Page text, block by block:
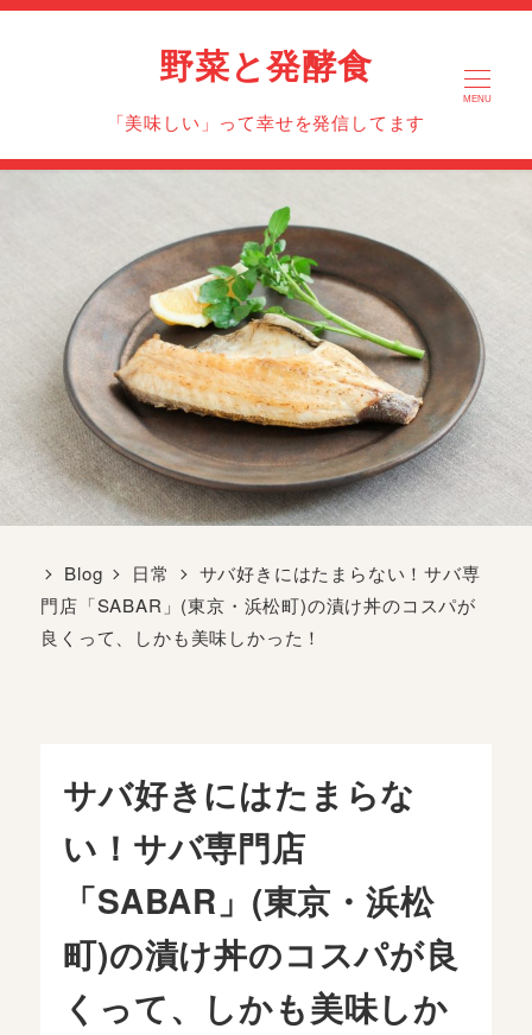
野菜と発酵食
「美味しい」って幸せを発信してます
MENU
Blog 日常
サバ好きにはたまらない！サバ専
門店「SABAR」(東京・浜松町)の漬け丼のコスパが
良くって、しかも美味しかった！
サバ好きにはたまらな
い！サバ専門店
「SABAR」(東京・浜松
町)の漬け丼のコスパが良
くって、しかも美味しか